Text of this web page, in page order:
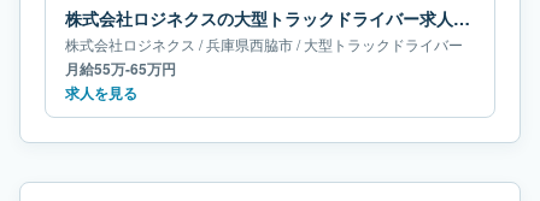
株式会社ロジネクスの大型トラックドライバー求人｜兵庫県西脇市｜月給55万-65万円
株式会社ロジネクス /兵庫県西脇市/大型トラックドライバー
月給55万-65万円
求人を見る